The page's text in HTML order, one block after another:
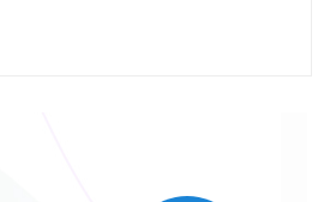
能源乘用车、新能源重卡、eV